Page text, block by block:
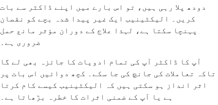
دودھ پلا رہی ہیں، تو اس بارے میں اپنے ڈاکٹر سے بات
کریں۔ الیکٹینیب ایک غیر پیدا شدہ بچے کو نقصان
پہنچا سکتا ہے، لہذا علاج کے دوران مؤثر مانع حمل
ضروری ہے۔
آپ کا ڈاکٹر آپ کی تمام ادویات کا جائزہ بھی لے گا
تاکہ تعاملات کی جانچ کی جا سکے۔ کچھ دوائیں اس بات پر
اثر انداز ہو سکتی ہیں کہ الیکٹینیب کیسے کام کرتا
ہے یا آپ کے ضمنی اثرات کا خطرہ بڑھاتا ہے۔